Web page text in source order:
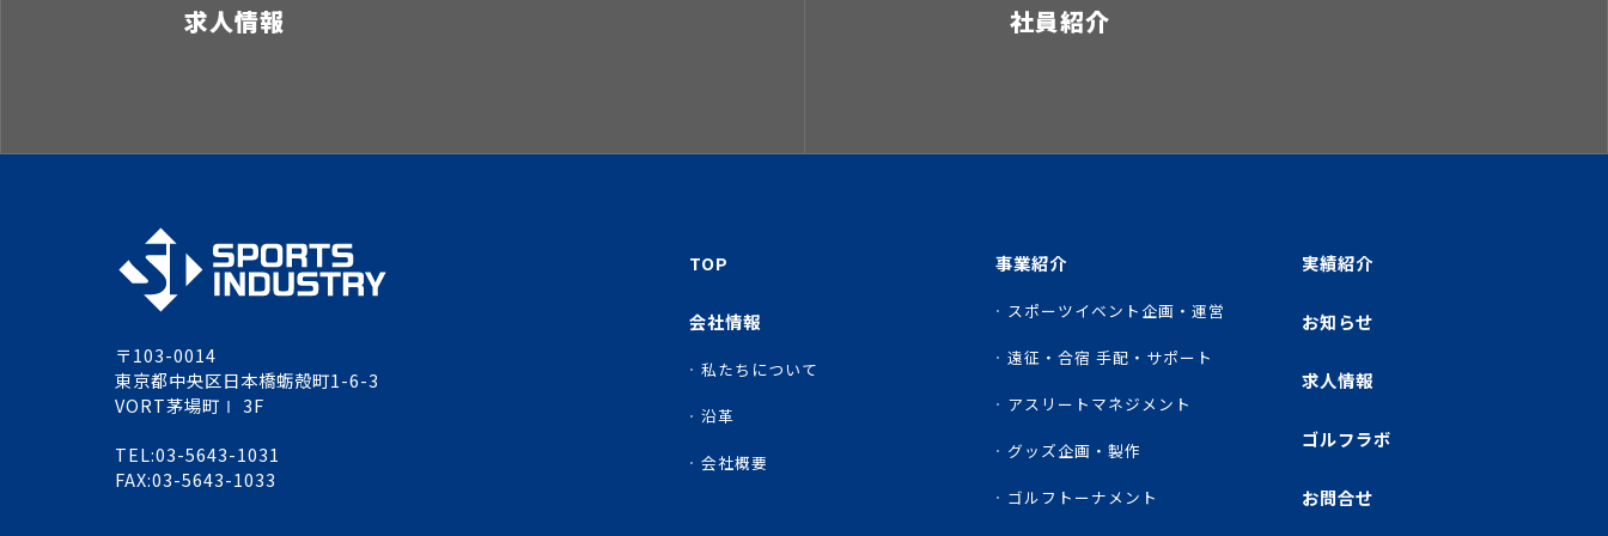
求人情報 社員紹介
TOP
会社情報
私たちについて
沿革
会社概要
事業紹介
スポーツイベント企画・運営
遠征・合宿 手配・サポート
アスリートマネジメント
グッズ企画・製作
ゴルフトーナメント
実績紹介
お知らせ
求人情報
ゴルフラボ
お問合せ
〒103-0014
東京都中央区日本橋蛎殻町1-6-3
VORT茅場町Ⅰ 3F
TEL:03-5643-1031
FAX:03-5643-1033